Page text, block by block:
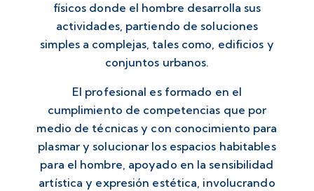
físicos donde el hombre desarrolla sus
actividades, partiendo de soluciones
simples a complejas, tales como, edificios y
conjuntos urbanos.
El profesional es formado en el
cumplimiento de competencias que por
medio de técnicas y con conocimiento para
plasmar y solucionar los espacios habitables
para el hombre, apoyado en la sensibilidad
artística y expresión estética, involucrando